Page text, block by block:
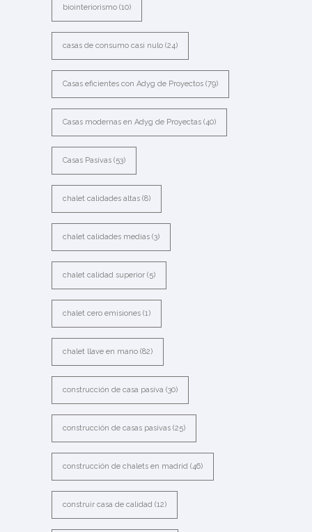
biointeriorismo (10)
casas de consumo casi nulo (24)
Casas eficientes con Adyg de Proyectos (79)
Casas modernas en Adyg de Proyectas (40)
Casas Pasivas (53)
chalet calidades altas (8)
chalet calidades medias (3)
chalet calidad superior (5)
chalet cero emisiones (1)
chalet llave en mano (82)
construcción de casa pasiva (30)
construcción de casas pasivas (25)
construcción de chalets en madrid (46)
construir casa de calidad (12)